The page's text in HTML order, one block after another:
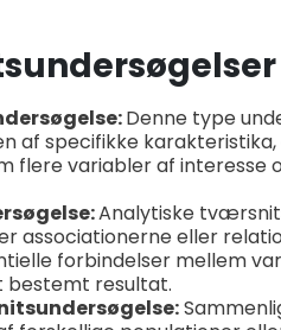
Denne type
af specifikke
flere variabler af interesse
Analytiske
associationerne eller
forbindelser mellem
bestemt resultat.